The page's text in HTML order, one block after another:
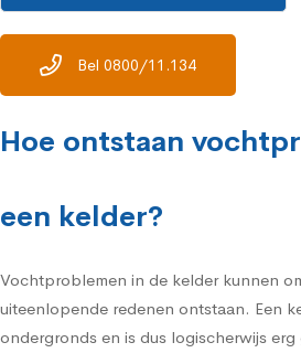
Bel 0800/11.134
Hoe ontstaan
een kelder?
Vochtproblemen in de kelder kunnen
uiteenlopende redenen ontstaan. Een
ondergronds en is dus logischerwijs erg